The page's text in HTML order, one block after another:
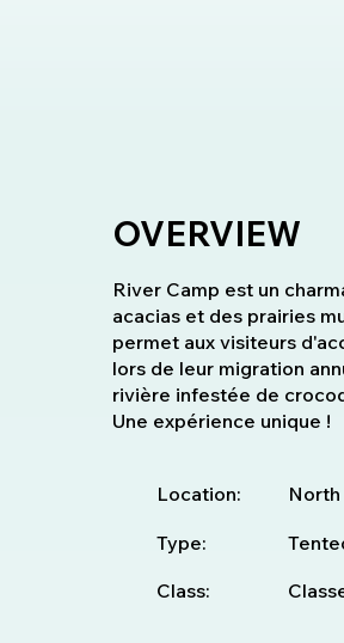
OVERVIEW
River Camp est un
acacias et des prairies
permet aux visiteurs
lors de leur migration
rivière infestée de
Une expérience unique !
Location:
Type:
Class: